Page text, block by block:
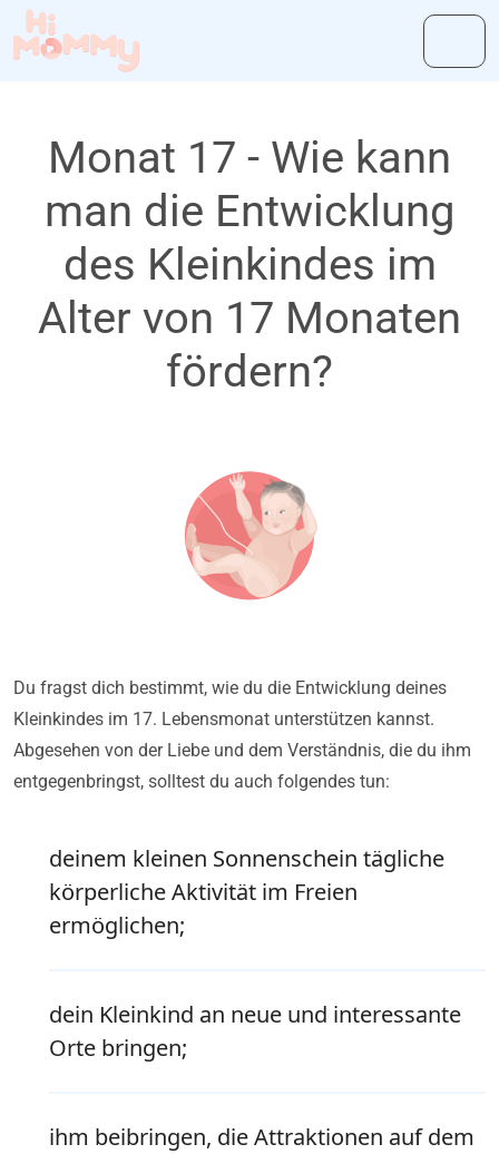
Monat 17 - Wie kann
man die Entwicklung
des Kleinkindes im
Alter von 17 Monaten
fördern?
Du fragst dich bestimmt, wie du die Entwicklung deines
Kleinkindes im 17. Lebensmonat unterstützen kannst.
Abgesehen von der Liebe und dem Verständnis, die du ihm
entgegenbringst, solltest du auch folgendes tun:
deinem kleinen Sonnenschein tägliche
körperliche Aktivität im Freien
ermöglichen;
dein Kleinkind an neue und interessante
Orte bringen;
ihm beibringen, die Attraktionen auf dem